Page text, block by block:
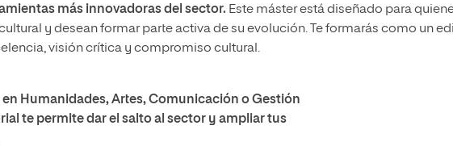
más innovadoras del sector. Este máster está diseñado para
y desean formar parte activa de su evolución. Te formarás como un
visión crítica y compromiso cultural.
Humanidades, Artes, Comunicación o Gestión
te permite dar el salto al sector y ampliar tus